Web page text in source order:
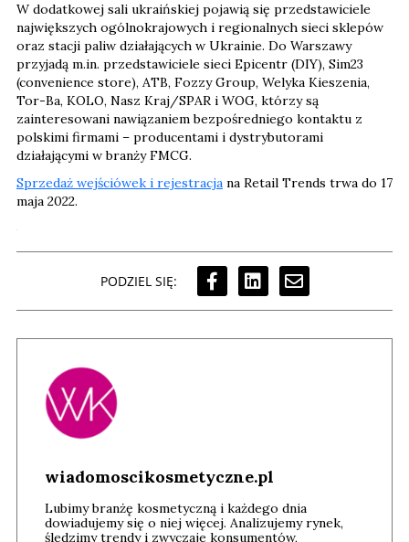
W dodatkowej sali ukraińskiej pojawią się przedstawiciele
największych ogólnokrajowych i regionalnych sieci sklepów
oraz stacji paliw działających w Ukrainie. Do Warszawy
przyjadą m.in. przedstawiciele sieci Epicentr (DIY), Sim23
(convenience store), ATB, Fozzy Group, Welyka Kieszenia,
Tor-Ba, KOLO, Nasz Kraj/SPAR i WOG, którzy są
zainteresowani nawiązaniem bezpośredniego kontaktu z
polskimi firmami – producentami i dystrybutorami
działającymi w branży FMCG.
Sprzedaż wejściówek i rejestracja na Retail Trends trwa do 17
maja 2022.
PODZIEL SIĘ:
wiadomoscikosmetyczne.pl
Lubimy branżę kosmetyczną i każdego dnia
dowiadujemy się o niej więcej. Analizujemy rynek,
śledzimy trendy i zwyczaje konsumentów,